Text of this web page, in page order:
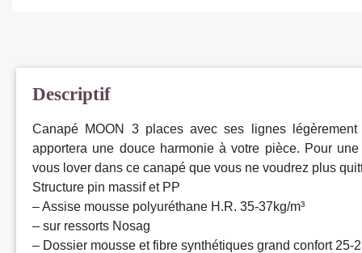
Descriptif
Canapé MOON 3 places avec ses lignes
apportera une douce harmonie à votre pièce. Pour
vous lover dans ce canapé que vous ne voudrez plus
Structure pin massif et PP
– Assise mousse polyuréthane H.R. 35-37kg/m³
– sur ressorts Nosag
– Dossier mousse et fibre synthétiques grand confort 25-